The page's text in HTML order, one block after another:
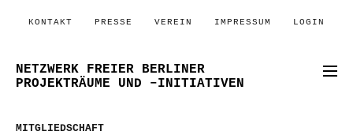
KONTAKT PRESSE VEREIN IMPRESSUM LOGIN
NETZWERK FREIER BERLINER
PROJEKTRÄUME UND –INITIATIVEN
MITGLIEDSCHAFT